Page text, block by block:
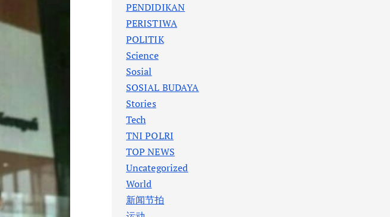
PENDIDIKAN
PERISTIWA
POLITIK
Science
Sosial
SOSIAL BUDAYA
Stories
Tech
TNI POLRI
TOP NEWS
Uncategorized
World
新闻节拍